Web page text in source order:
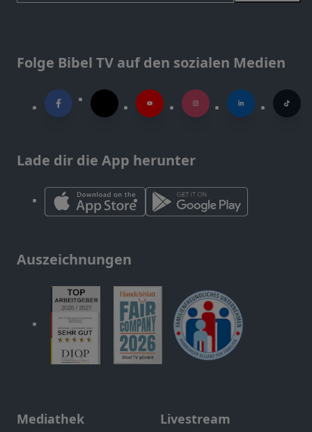
Folge Bibel TV auf den sozialen Medien
Lade dir die App herunter
Auszeichnungen
Mediathek Livestream